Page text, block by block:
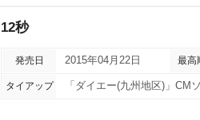
12秒
発売日 2015年04月22日 最高
タイアップ 「ダイエー(九州地区)」CM